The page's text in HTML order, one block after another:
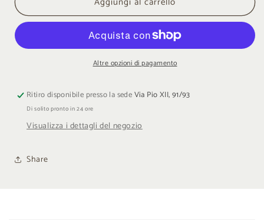
Sutton
Sutton
Altre opzioni di pagamento
Ritiro disponibile presso la sedeVia Pio XII, 91/93
Di solito pronto in 24 ore
Visualizza i dettagli del negozio
Share